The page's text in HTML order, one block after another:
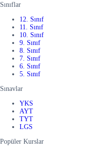
Sınıflar
12. Sınıf
11. Sınıf
10. Sınıf
9. Sınıf
8. Sınıf
7. Sınıf
6. Sınıf
5. Sınıf
Sınavlar
YKS
AYT
TYT
LGS
Popüler Kurslar